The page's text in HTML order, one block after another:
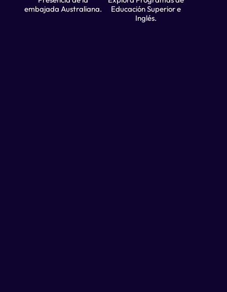
embajada Australiana.
Educación Superior e
Inglés.